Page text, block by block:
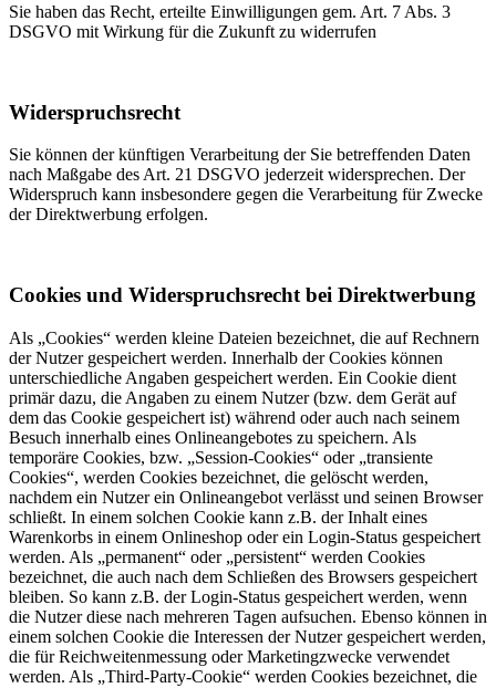
Sie haben das Recht, erteilte Einwilligungen gem. Art. 7 Abs. 3
DSGVO mit Wirkung für die Zukunft zu widerrufen
Widerspruchsrecht
Sie können der künftigen Verarbeitung der Sie betreffenden Daten
nach Maßgabe des Art. 21 DSGVO jederzeit widersprechen. Der
Widerspruch kann insbesondere gegen die Verarbeitung für Zwecke
der Direktwerbung erfolgen.
Cookies und Widerspruchsrecht bei Direktwerbung
Als „Cookies“ werden kleine Dateien bezeichnet, die auf Rechnern
der Nutzer gespeichert werden. Innerhalb der Cookies können
unterschiedliche Angaben gespeichert werden. Ein Cookie dient
primär dazu, die Angaben zu einem Nutzer (bzw. dem Gerät auf
dem das Cookie gespeichert ist) während oder auch nach seinem
Besuch innerhalb eines Onlineangebotes zu speichern. Als
temporäre Cookies, bzw. „Session-Cookies“ oder „transiente
Cookies“, werden Cookies bezeichnet, die gelöscht werden,
nachdem ein Nutzer ein Onlineangebot verlässt und seinen Browser
schließt. In einem solchen Cookie kann z.B. der Inhalt eines
Warenkorbs in einem Onlineshop oder ein Login-Status gespeichert
werden. Als „permanent“ oder „persistent“ werden Cookies
bezeichnet, die auch nach dem Schließen des Browsers gespeichert
bleiben. So kann z.B. der Login-Status gespeichert werden, wenn
die Nutzer diese nach mehreren Tagen aufsuchen. Ebenso können in
einem solchen Cookie die Interessen der Nutzer gespeichert werden,
die für Reichweitenmessung oder Marketingzwecke verwendet
werden. Als „Third-Party-Cookie“ werden Cookies bezeichnet, die